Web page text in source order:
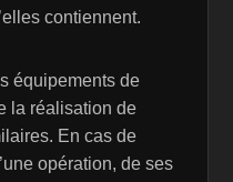
contiennent.
équipements de
la réalisation de
En cas de
opération, de ses